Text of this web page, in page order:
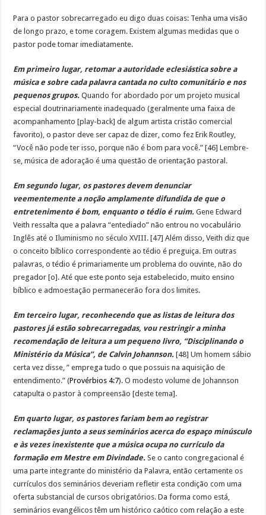
Para o pastor sobrecarregado eu digo duas coisas: Tenha uma visão
de longo prazo, e tome coragem. Existem algumas medidas que o
pastor pode tomar imediatamente.
Em primeiro lugar, retomar a autoridade eclesiástica sobre a
música e sobre cada palavra cantada no culto comunitário e nos
pequenos grupos. Quando for abordado por um projeto musical
especial doutrinariamente inadequado (geralmente uma faixa de
acompanhamento [play-back] de algum artista cristão comercial
favorito), o pastor deve ser capaz de dizer, como fez Erik Routley,
“Você não pode ter isso, porque não é bom para você.” [46] Lembre-
se, música de adoração é uma questão de orientação pastoral.
Em segundo lugar, os pastores devem denunciar
veementemente a noção amplamente difundida de que o
entretenimento é bom, enquanto o tédio é ruim. Gene Edward
Veith ressalta que a palavra “entediado” não entrou no vocabulário
Inglês até o Iluminismo no século XVIII. [47] Além disso, Veith diz que
o conceito bíblico correspondente ao tédio é preguiça. Em outras
palavras, o tédio é primariamente um problema do ouvinte, não do
pregador [o]. Até que este ponto seja estabelecido, muito ensino
bíblico e admoestação permanecerão fora dos limites.
Em terceiro lugar, reconhecendo que as listas de leitura dos
pastores já estão sobrecarregadas, vou restringir a minha
recomendação de leitura a um pequeno livro, “Disciplinando o
Ministério da Música”, de Calvin Johannson. [48] Um homem sábio
certa vez disse, ” emprega tudo o que possuis na aquisição de
entendimento.” (Provérbios 4:7). O modesto volume de Johannson
catapulta o pastor à compreensão [deste tema].
Em quarto lugar, os pastores fariam bem ao registrar
reclamações junto a seus seminários acerca do espaço minúsculo
e às vezes inexistente que a música ocupa no currículo da
formação em Mestre em Divindade. Se o canto congregacional é
uma parte integrante do ministério da Palavra, então certamente os
currículos dos seminários deveriam refletir esta condição com uma
oferta substancial de cursos obrigatórios. Da forma como está,
seminários evangélicos têm um histórico caótico com relação a este